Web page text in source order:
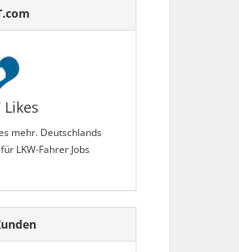
Likes
mehr. Deutschlands
LKW-Fahrer Jobs